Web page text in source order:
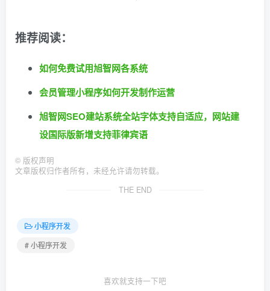
推荐阅读：
如何免费试用旭智网各系统
会员管理小程序如何开发制作运营
旭智网SEO建站系统全站字体支持自适应，网站建
设国际版新增支持菲律宾语
© 版权声明
文章版权归作者所有，未经允许请勿转载。
THE END
小程序开发
# 小程序开发
喜欢就支持一下吧